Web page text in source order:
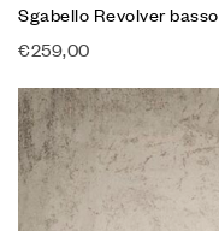
Sgabello Revolver basso
€259,00